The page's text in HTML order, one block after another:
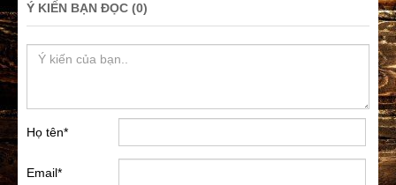
Ý KIẾN BẠN ĐỌC (0)
Họ tên*
Email*